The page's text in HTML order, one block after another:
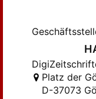
Platz der
D-37073